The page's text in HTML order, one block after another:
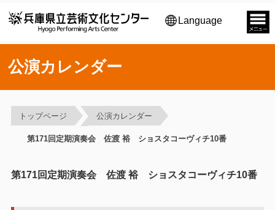
Language
公演カレンダー
トップページ 公演カレンダー
第171回定期演奏会 佐渡 裕 ショスタコーヴィチ10番
第171回定期演奏会 佐渡 裕 ショスタコーヴィチ10番